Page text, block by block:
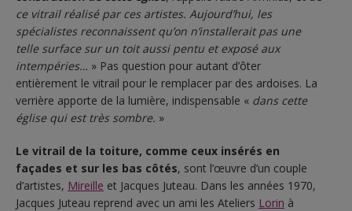
ce vitrail réalisé par ces artistes. Aujourd’hui, les
spécialistes reconnaissent qu’on n’installerait pas une
telle surface sur un toit aussi pentu et exposé aux
intempéries… » Pas question pour autant d’ôter
entièrement le vitrail pour le remplacer par des ardoises. La
verrière apporte de la lumière, indispensable « dans cette
église qui est très sombre. »
Le vitrail de la toiture, comme ceux insérés en
façades et sur les bas côtés, sont l’œuvre d’un couple
d’artistes, Mireille et Jacques Juteau. Dans les années 1970,
Jacques Juteau reprend avec un ami les Ateliers Lorin à